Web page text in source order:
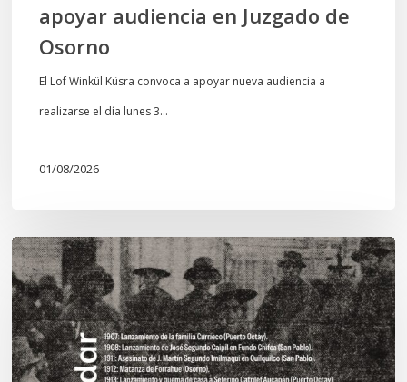
apoyar audiencia en Juzgado de
Osorno
El Lof Winkül Küsra convoca a apoyar nueva audiencia a
realizarse el día lunes 3…
01/08/2026
Chawrakawin:
Palimpsesto
explora
a
través